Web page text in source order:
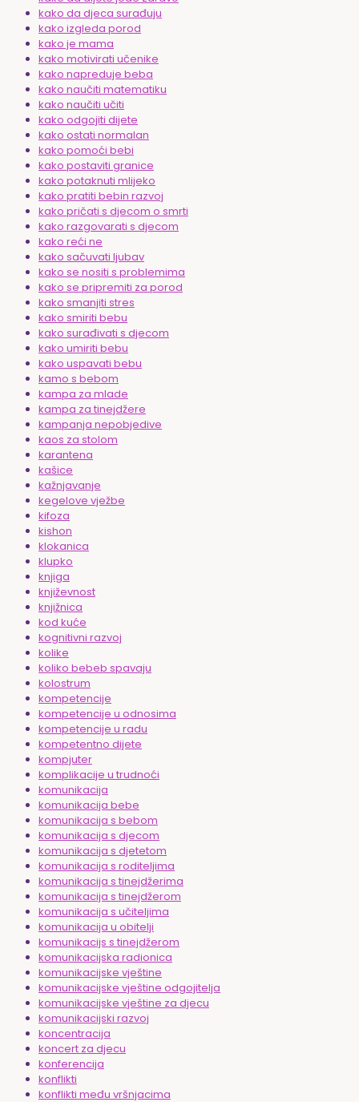
kako da djeca surađuju
kako izgleda porod
kako je mama
kako motivirati učenike
kako napreduje beba
kako naučiti matematiku
kako naučiti učiti
kako odgojiti dijete
kako ostati normalan
kako pomoći bebi
kako postaviti granice
kako potaknuti mlijeko
kako pratiti bebin razvoj
kako pričati s djecom o smrti
kako razgovarati s djecom
kako reći ne
kako sačuvati ljubav
kako se nositi s problemima
kako se pripremiti za porod
kako smanjiti stres
kako smiriti bebu
kako surađivati s djecom
kako umiriti bebu
kako uspavati bebu
kamo s bebom
kampa za mlade
kampa za tinejdžere
kampanja nepobjedive
kaos za stolom
karantena
kašice
kažnjavanje
kegelove vježbe
kifoza
kishon
klokanica
klupko
knjiga
književnost
knjižnica
kod kuće
kognitivni razvoj
kolike
koliko bebeb spavaju
kolostrum
kompetencije
kompetencije u odnosima
kompetencije u radu
kompetentno dijete
kompjuter
komplikacije u trudnoći
komunikacija
komunikacija bebe
komunikacija s bebom
komunikacija s djecom
komunikacija s djetetom
komunikacija s roditeljima
komunikacija s tinejdžerima
komunikacija s tinejdžerom
komunikacija s učiteljima
komunikacija u obitelji
komunikacijs s tinejdžerom
komunikacijska radionica
komunikacijske vještine
komunikacijske vještine odgojitelja
komunikacijske vještine za djecu
komunikacijski razvoj
koncentracija
koncert za djecu
konferencija
konflikti
konflikti među vršnjacima